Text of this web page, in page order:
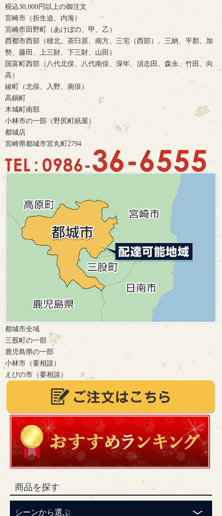
税込30,000円以上の御注文
宮崎市（折生迫、内海）
宮崎市田野町（あけぼの、甲、乙）
西都市西部（穂北、茶臼原、南方、三宅（西部）、三納、平郡、加
勢、藤田、上三財、下三財、山田）
国富町西部（八代北俣、八代南俣、深年、須志田、森永、竹田、向
高）
綾町（北俣、入野、南俣）
高鍋町
木城町南部
小林市の一部（野尻町紙屋）
都城店
宮崎県都城市宮丸町2794
都城市全域
三股町の一部
鹿児島県の一部
小林市（要相談）
えびの市（要相談）
商品を探す
シーンから選ぶ